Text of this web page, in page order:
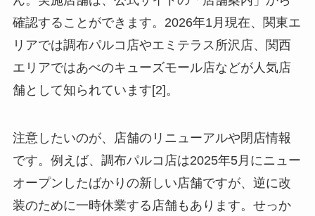
確認することができます。2026年1月現在、関東エ
リアでは調布パルコ店やエミテラス所沢店、関西
エリアではあべのキューズモール店などが人気店
舗として知られています[2]。
注意したいのが、店舗のリニューアルや閉店情報
です。例えば、調布パルコ店は2025年5月にニュー
オープンしたばかりの新しい店舗ですが、逆に改
装のために一時休業する店舗もあります。せっか